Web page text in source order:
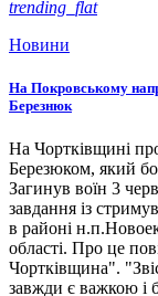
trending_flat
Новини
На Покровському
Березнюк
На Чортківщині
Березюком, який
Загинув воїн 3
завдання із
в районі
області. Про це
Чортківщина".
завжди є важкою і